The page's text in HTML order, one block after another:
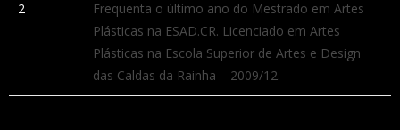
Frequenta o último ano do Mestrado em Artes
Plásticas na ESAD.CR. Licenciado em Artes
Plásticas na Escola Superior de Artes e Design
das Caldas da Rainha – 2009/12.